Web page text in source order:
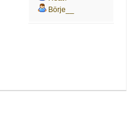
Börje__